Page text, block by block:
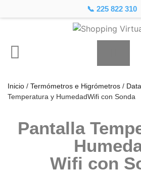
📞 225 822 310
Inicio / Termómetros e Higrómetros /
Temperatura y HumedadWifi con Sonda
Pantalla
Wifi con